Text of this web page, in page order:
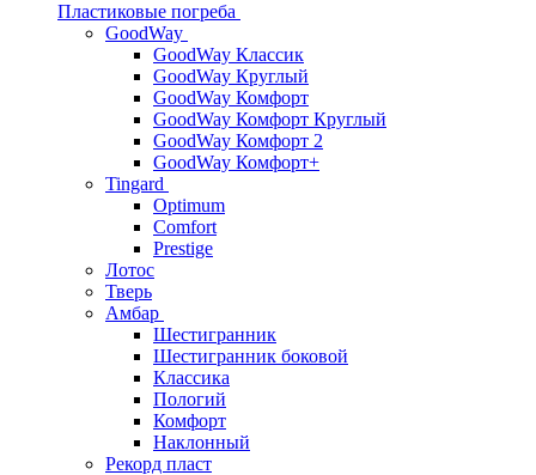
Пластиковые погреба
GoodWay
GoodWay Классик
GoodWay Круглый
GoodWay Комфорт
GoodWay Комфорт Круглый
GoodWay Комфорт 2
GoodWay Комфорт+
Tingard
Optimum
Comfort
Prestige
Лотос
Тверь
Амбар
Шестигранник
Шестигранник боковой
Классика
Пологий
Комфорт
Наклонный
Рекорд пласт